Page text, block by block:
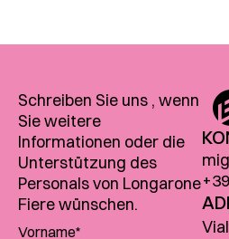
Schreiben Sie uns , wenn
Sie weitere
Informationen oder die
Unterstützung des
Personals von Longarone
Fiere wünschen.